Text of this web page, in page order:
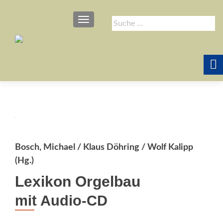
Suche
nach:
SCHALTE NAVIGATION
Bosch, Michael / Klaus Döhring / Wolf Kalipp
(Hg.)
Lexikon Orgelbau
mit Audio-CD